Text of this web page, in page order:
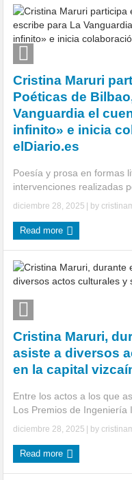
Cristina Maruri
Poéticas de
Vanguardia el
infinito» e inicia
elDiario.es
Poesía y prosa en formas
intervenciones realizadas
diciembre 28, 2025 | by
Read more
Cristina Maruri,
asiste a diversos
en la capital
Entre los actos a los que
Los Premios de Ingeniería
diciembre 28, 2025 | by
Read more